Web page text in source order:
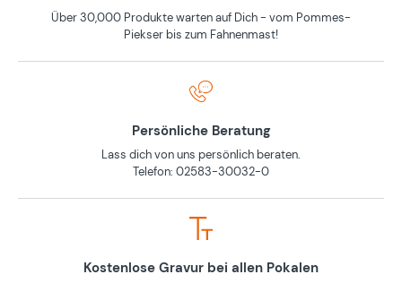
Über 30,000 Produkte warten auf Dich - vom Pommes-
Piekser bis zum Fahnenmast!
Persönliche Beratung
Lass dich von uns persönlich beraten.
Telefon: 02583-30032-0
Kostenlose Gravur bei allen Pokalen